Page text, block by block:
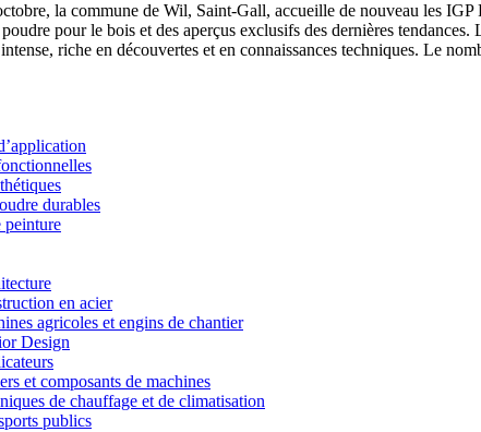
la commune de Wil, Saint-Gall, accueille de nouveau les
pour le bois et des aperçus exclusifs des dernières
riche en découvertes et en connaissances techniques. Le
durables
peinture
en acier
agricoles et engins de chantier
Design
et composants de machines
de chauffage et de climatisation
publics